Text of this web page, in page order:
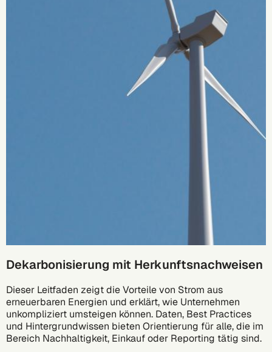
Dekarbonisierung mit Herkunftsnachweisen
Dieser Leitfaden zeigt die Vorteile von Strom aus
erneuerbaren Energien und erklärt, wie Unternehmen
unkompliziert umsteigen können. Daten, Best Practices
und Hintergrundwissen bieten Orientierung für alle, die im
Bereich Nachhaltigkeit, Einkauf oder Reporting tätig sind.